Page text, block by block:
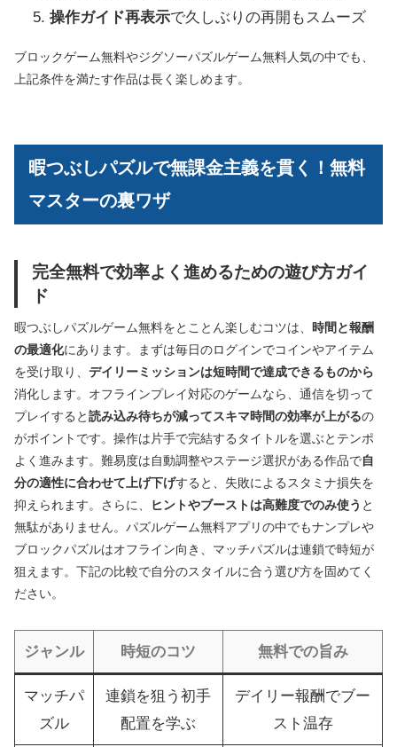
操作ガイド再表示で久しぶりの再開もスムーズ
ブロックゲーム無料やジグソーパズルゲーム無料人気の中でも、
上記条件を満たす作品は長く楽しめます。
暇つぶしパズルで無課金主義を貫く！無料
マスターの裏ワザ
完全無料で効率よく進めるための遊び方ガイ
ド
暇つぶしパズルゲーム無料をとことん楽しむコツは、 時間と報酬
の最適化にあります。まずは毎日のログインでコインやアイテム
を受け取り、 デイリーミッションは短時間で達成できるものから
消化します。オフラインプレイ対応のゲームなら、通信を切って
プレイすると読み込み待ちが減ってスキマ時間の効率が上がるの
がポイントです。操作は片手で完結するタイトルを選ぶとテンポ
よく進みます。難易度は自動調整やステージ選択がある作品で自
分の適性に合わせて上げ下げすると、失敗によるスタミナ損失を
抑えられます。さらに、
ヒントやブーストは高難度でのみ使う と
無駄がありません。パズルゲーム無料アプリの中でもナンプレや
ブロックパズルはオフライン向き、マッチパズルは連鎖で時短が
狙えます。下記の比較で自分のスタイルに合う選び方を固めてく
ださい。
ジャンル 時短のコツ 無料での旨み
マッチパ
ズル
連鎖を狙う初手
配置を学ぶ
デイリー報酬でブー
スト温存